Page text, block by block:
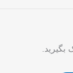
بگیرید.